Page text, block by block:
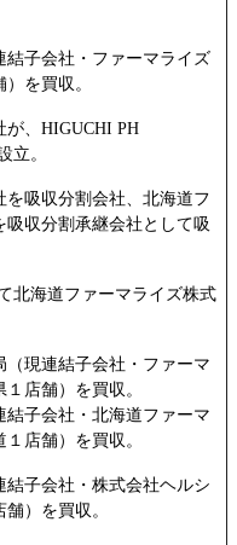
結子会社・ファーマライズ
を買収。
が、HIGUCHI PH
立。
を吸収分割会社、北海道フ
吸収分割承継会社として吸
北海道ファーマライズ株式
現連結子会社・ファーマ
店舗）を買収。
子会社・北海道ファーマ
店舗）を買収。
子会社・株式会社ヘルシ
）を買収。